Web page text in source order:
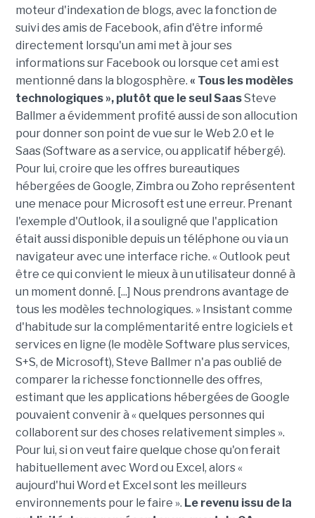
moteur d'indexation de blogs, avec la fonction de
suivi des amis de Facebook, afin d'être informé
directement lorsqu'un ami met à jour ses
informations sur Facebook ou lorsque cet ami est
mentionné dans la blogosphère. « Tous les modèles
technologiques », plutôt que le seul SaasSteve
Ballmer a évidemment profité aussi de son allocution
pour donner son point de vue sur le Web 2.0 et le
Saas (Software as a service, ou applicatif hébergé).
Pour lui, croire que les offres bureautiques
hébergées de Google, Zimbra ou Zoho représentent
une menace pour Microsoft est une erreur. Prenant
l'exemple d'Outlook, il a souligné que l'application
était aussi disponible depuis un téléphone ou via un
navigateur avec une interface riche. « Outlook peut
être ce qui convient le mieux à un utilisateur donné à
un moment donné. [...] Nous prendrons avantage de
tous les modèles technologiques. » Insistant comme
d'habitude sur la complémentarité entre logiciels et
services en ligne (le modèle Software plus services,
S+S, de Microsoft), Steve Ballmer n'a pas oublié de
comparer la richesse fonctionnelle des offres,
estimant que les applications hébergées de Google
pouvaient convenir à « quelques personnes qui
collaborent sur des choses relativement simples ».
Pour lui, si on veut faire quelque chose qu'on ferait
habituellement avec Word ou Excel, alors «
aujourd'hui Word et Excel sont les meilleurs
environnements pour le faire ». Le revenu issu de la